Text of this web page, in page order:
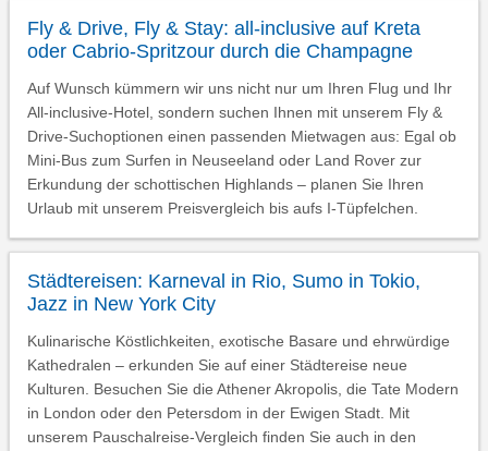
Fly & Drive, Fly & Stay: all-inclusive auf Kreta
oder Cabrio-Spritzour durch die Champagne
Auf Wunsch kümmern wir uns nicht nur um Ihren Flug und Ihr
All-inclusive-Hotel, sondern suchen Ihnen mit unserem Fly &
Drive-Suchoptionen einen passenden Mietwagen aus: Egal ob
Mini-Bus zum Surfen in Neuseeland oder Land Rover zur
Erkundung der schottischen Highlands – planen Sie Ihren
Urlaub mit unserem Preisvergleich bis aufs I-Tüpfelchen.
Städtereisen: Karneval in Rio, Sumo in Tokio,
Jazz in New York City
Kulinarische Köstlichkeiten, exotische Basare und ehrwürdige
Kathedralen – erkunden Sie auf einer Städtereise neue
Kulturen. Besuchen Sie die Athener Akropolis, die Tate Modern
in London oder den Petersdom in der Ewigen Stadt. Mit
unserem Pauschalreise-Vergleich finden Sie auch in den